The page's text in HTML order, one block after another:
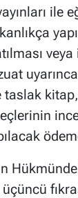
ile